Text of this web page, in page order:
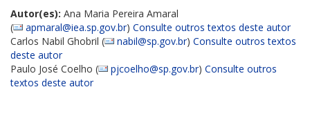
Autor(es): Ana Maria Pereira Amaral
(
apmaral@iea.sp.gov.br) Consulte outros textos deste autor
Carlos Nabil Ghobril (
nabil@sp.gov.br) Consulte outros textos
deste autor
Paulo José Coelho (
pjcoelho@sp.gov.br) Consulte outros
textos deste autor